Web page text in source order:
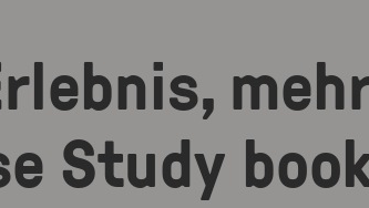
Study